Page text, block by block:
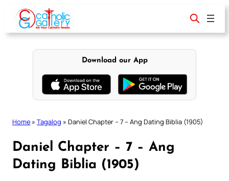
content
Download our App
Home » Tagalog » Daniel Chapter – 7 – Ang Dating Biblia (1905)
Daniel Chapter – 7 – Ang
Dating Biblia (1905)